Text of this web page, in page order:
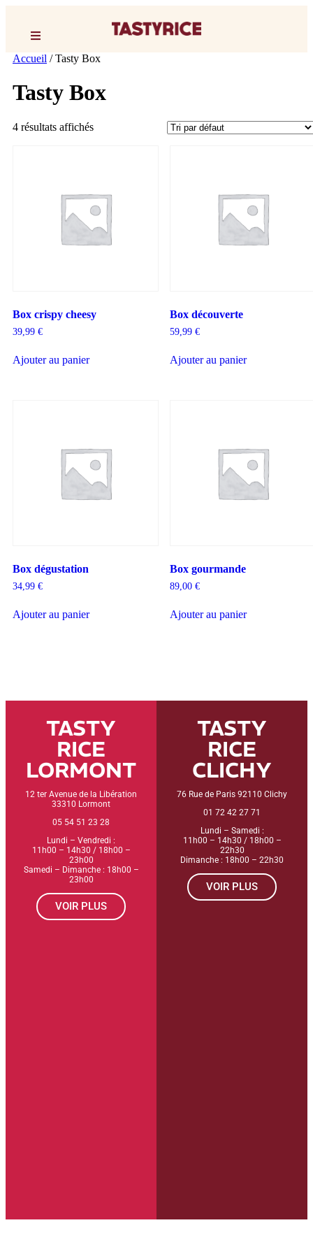
Accueil / Tasty Box
Tasty Box
4 résultats affichés
Box crispy cheesy
39,99 €
Ajouter au panier
Box découverte
59,99 €
Ajouter au panier
Box dégustation
34,99 €
Ajouter au panier
Box gourmande
89,00 €
Ajouter au panier
TASTY
RICE
LORMONT
12 ter Avenue de la Libération
33310 Lormont
05 54 51 23 28
Lundi – Vendredi :
11h00 – 14h30 / 18h00 –
23h00
Samedi – Dimanche : 18h00 –
23h00
VOIR PLUS
TASTY
RICE
CLICHY
76 Rue de Paris 92110 Clichy
01 72 42 27 71
Lundi – Samedi :
11h00 – 14h30 / 18h00 –
22h30
Dimanche : 18h00 – 22h30
VOIR PLUS